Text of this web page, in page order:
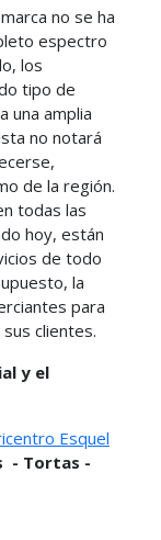
no se ha
espectro
los
tipo de
una amplia
no notará
de la región.
todas las
hoy, están
de todo
la
para
clientes.
y el
Esquel
- Tortas -